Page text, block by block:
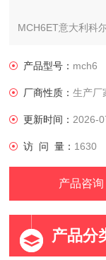
MCH6ET意大利科
产品型号： mch6
厂商性质：生产厂
更新时间： 2026-
访 问 量： 1630
产品咨询
产品分